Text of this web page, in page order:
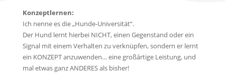
Konzeptlernen:
Ich nenne es die „Hunde-Universität“.
Der Hund lernt hierbei NICHT, einen Gegenstand oder ein
Signal mit einem Verhalten zu verknüpfen, sondern er lernt
ein KONZEPT anzuwenden… eine großártige Leistung, und
mal etwas ganz ANDERES als bisher!